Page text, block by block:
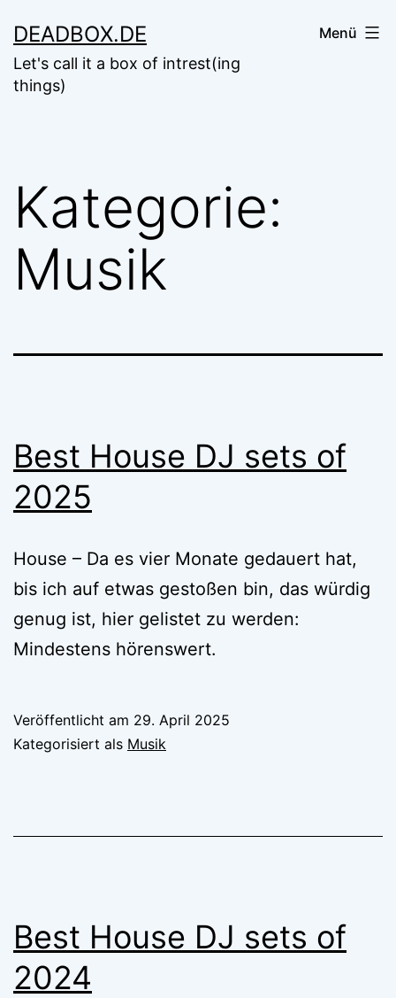
Inhalt
springen
DEADBOX.DE
Let's call it a box of intrest(ing
things)
Menü
Kategorie:
Musik
Best House DJ sets of
2025
House – Da es vier Monate gedauert hat,
bis ich auf etwas gestoßen bin, das würdig
genug ist, hier gelistet zu werden:
Mindestens hörenswert.
Veröffentlicht am 29. April 2025
Kategorisiert als Musik
Best House DJ sets of
2024